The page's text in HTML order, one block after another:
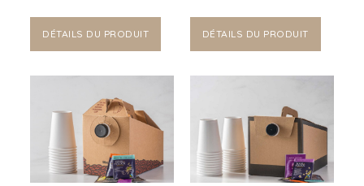
DÉTAILS DU PRODUIT DÉTAILS DU PRODUIT